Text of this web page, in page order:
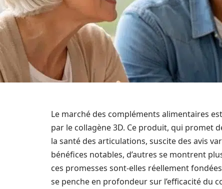
Le marché des compléments alimentaires
par le collagène 3D. Ce produit, qui promet
la santé des articulations, suscite des avis
bénéfices notables, d’autres se montrent
ces promesses sont-elles réellement
se penche en profondeur sur l’efficacité du